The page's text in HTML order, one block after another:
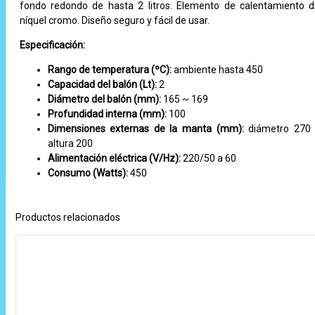
fondo redondo de hasta 2 litros. Elemento de calentamiento
níquel cromo. Diseño seguro y fácil de usar.
Especificación:
Rango de temperatura (ºC):ambiente hasta 450
Capacidad del balón (Lt):2
Diámetro del balón (mm):165 ~ 169
Profundidad interna (mm):100
Dimensiones externas de la manta (mm):diámetro 270
altura 200
Alimentación eléctrica (V/Hz):220/50 a 60
Consumo (Watts):450
Productos relacionados